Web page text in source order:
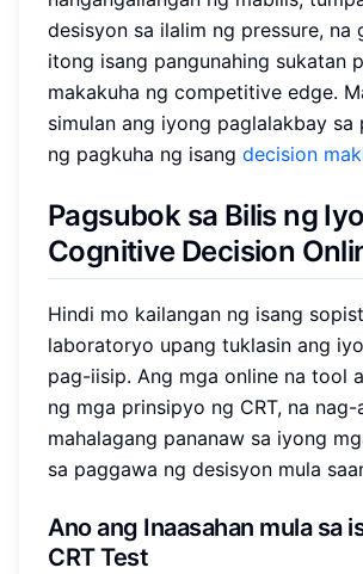
desisyon sa ilalim ng pressure, na
itong isang pangunahing sukatan
makakuha ng competitive edge.
simulan ang iyong paglalakbay sa
ng pagkuha ng isang decision
Pagsubok sa Bilis ng
Cognitive Decision
Hindi mo kailangan ng isang
laboratoryo upang tuklasin ang
pag-iisip. Ang mga online na tool
ng mga prinsipyo ng CRT, na nag-
mahalagang pananaw sa iyong
sa paggawa ng desisyon mula
Ano ang Inaasahan mula sa
CRT Test